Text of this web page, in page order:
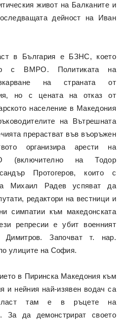
живот на Балканите и
дейност на Иван
в България е БЗНС, което
с ВМРО. Политиката на
на страната от
но с цената на отказ от
население в Македония
на Вътрешната
прерастват във въоръжен
организира арести на
(включително на Тодор
Протогеров, които с
Михаил Радев успяват да
редактори на вестници и
симпатии към македонската
репресии е убит военният
Димитров. Започват т. нар.
улиците на София.
в Пиринска Македония към
и нейния най-изявен водач са
власт там е в ръцете на
За да демонстрират своето